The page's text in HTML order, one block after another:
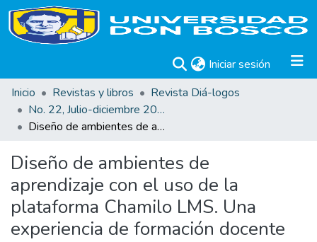
Iniciar sesión (current)
Inicio
Revistas y libros
Revista Diá-logos
No. 22, Julio-diciembre 2019
Diseño de ambientes de aprendizaje con el uso de la plataforma Chamilo LMS. Una experiencia de formación docente
Diseño de ambientes de
aprendizaje con el uso de la
plataforma Chamilo LMS. Una
experiencia de formación docente